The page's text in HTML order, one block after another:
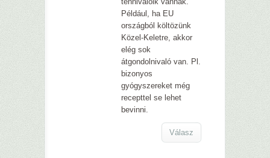
Például, ha EU
országból költözünk
Közel-Keletre, akkor
elég sok
átgondolnivaló van. Pl.
bizonyos
gyógyszereket még
recepttel se lehet
bevinni.
Válasz